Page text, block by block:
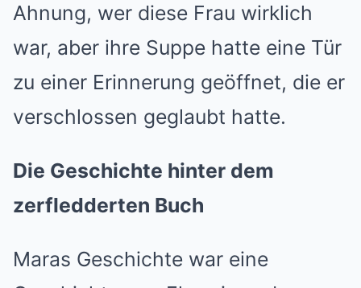
Ahnung, wer diese Frau wirklich
war, aber ihre Suppe hatte eine Tür
zu einer Erinnerung geöffnet, die er
verschlossen geglaubt hatte.
Die Geschichte hinter dem
zerfledderten Buch
Maras Geschichte war eine